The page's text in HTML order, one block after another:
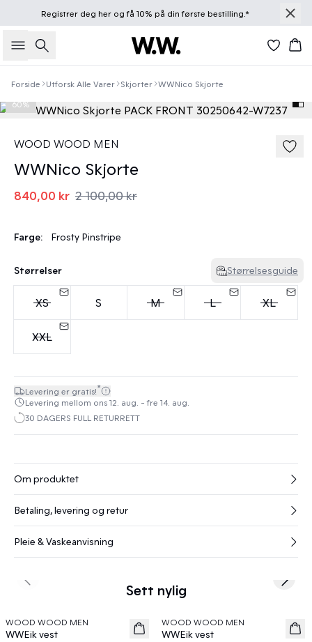
Registrer deg herog få 10% på din første bestilling.*
Søk
Forside Utforsk Alle Varer Skjorter WWNico Skjorte
60%
WOOD WOOD MEN
WWNico Skjorte
840,00 kr 2 100,00 kr
Farge: Frosty Pinstripe
Størrelser Størrelsesguide
XS S M L XL
XXL
Levering er gratis!*
Levering mellom ons 12. aug. - fre 14. aug.
30 DAGERS FULL RETURRETT
Om produktet
Betaling, levering og retur
Pleie & Vaskeanvisning
Sett nylig
News
WOOD WOOD MEN
WWEik vest
News
WOOD WOOD MEN
WWEik vest
Previous slide Next